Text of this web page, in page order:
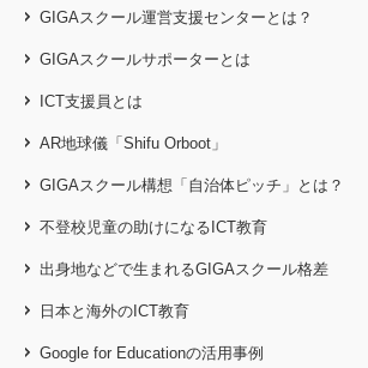
GIGAスクール運営支援センターとは？
GIGAスクールサポーターとは
ICT支援員とは
AR地球儀「Shifu Orboot」
GIGAスクール構想「自治体ピッチ」とは？
不登校児童の助けになるICT教育
出身地などで生まれるGIGAスクール格差
日本と海外のICT教育
Google for Educationの活用事例